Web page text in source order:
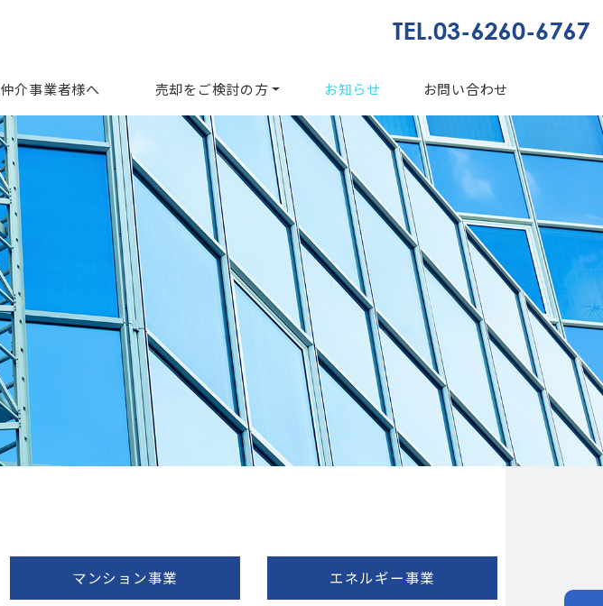
仲介事業者様へ 売却をご検討の方 お知らせ お問い合わせ
マンション事業 エネルギー事業